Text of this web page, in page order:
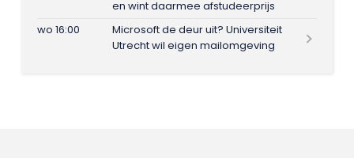
en wint daarmee afstudeerprijs
wo 16:00
Microsoft de deur uit? Universiteit
Utrecht wil eigen mailomgeving